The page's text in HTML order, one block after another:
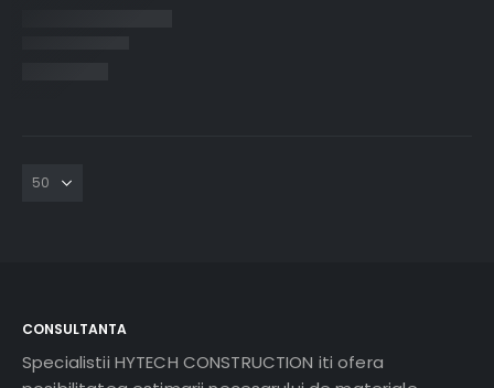
CONSULTANTA
Specialistii HYTECH CONSTRUCTION iti ofera